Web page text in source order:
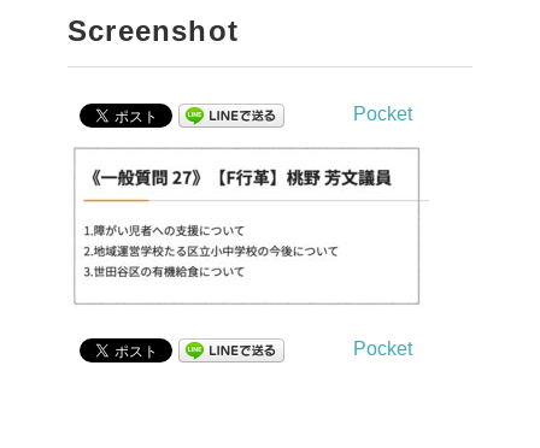
Screenshot
Pocket
Pocket